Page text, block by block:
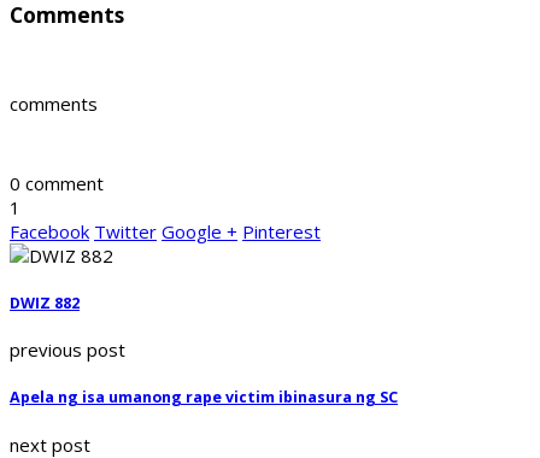
Comments
comments
0 comment
1
Facebook Twitter Google + Pinterest
DWIZ 882
previous post
Apela ng isa umanong rape victim ibinasura ng SC
next post